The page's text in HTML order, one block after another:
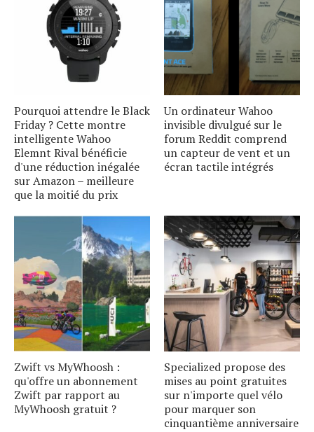
Pourquoi attendre le Black
Friday ? Cette montre
intelligente Wahoo
Elemnt Rival bénéficie
d'une réduction inégalée
sur Amazon – meilleure
que la moitié du prix
Un ordinateur Wahoo
invisible divulgué sur le
forum Reddit comprend
un capteur de vent et un
écran tactile intégrés
Zwift vs MyWhoosh :
qu'offre un abonnement
Zwift par rapport au
MyWhoosh gratuit ?
Specialized propose des
mises au point gratuites
sur n'importe quel vélo
pour marquer son
cinquantième anniversaire